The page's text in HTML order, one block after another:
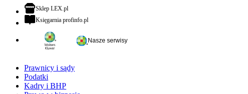
Sklep LEX.plotwiera się w nowej karcie
Księgarnia profinfo.plotwiera się w nowej karcie
Nasze serwisy
Prawnicy i sądy
Podatki
Kadry i BHP